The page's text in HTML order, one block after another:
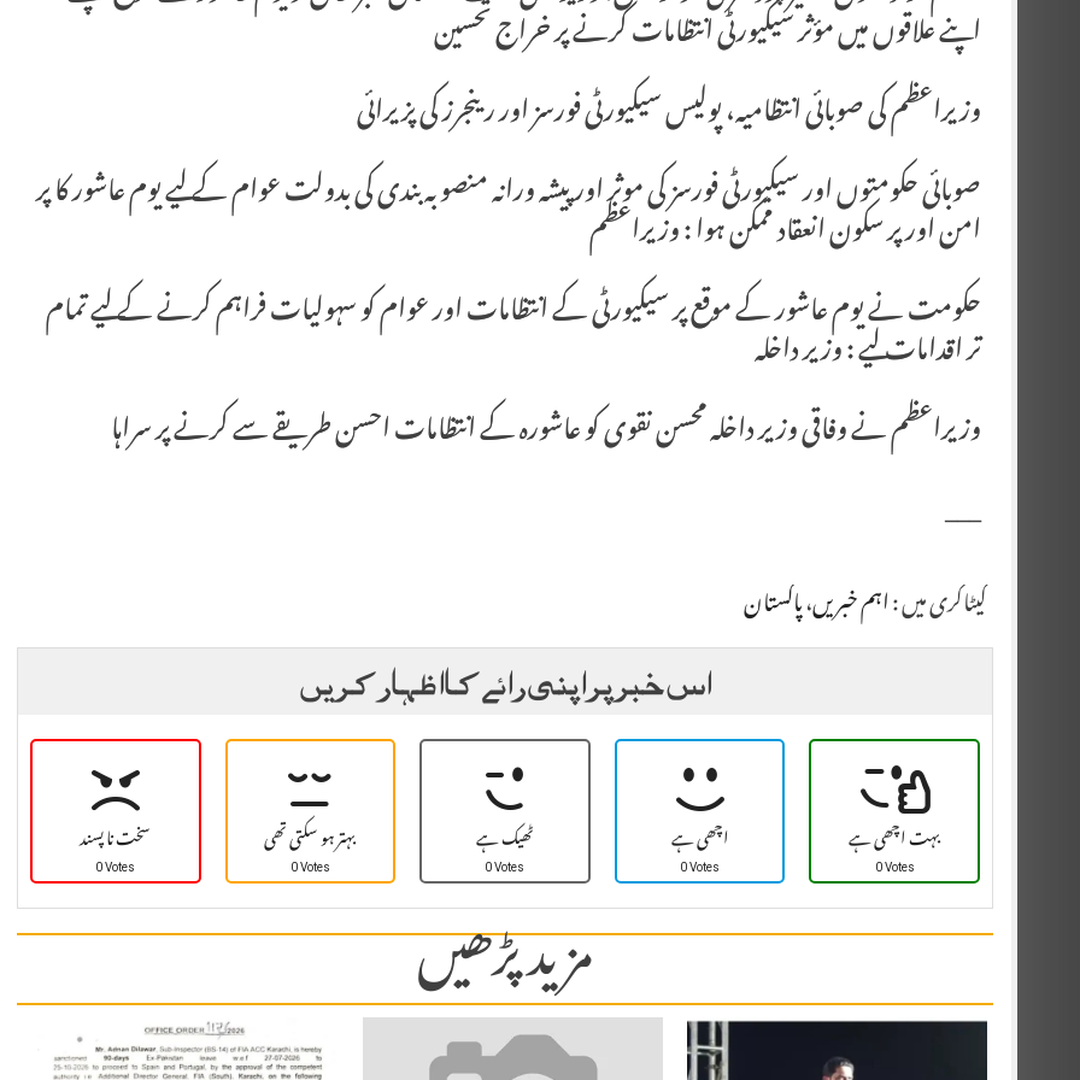
اپنے علاقوں میں مؤثر سیکیورٹی انتظامات کرنے پر خراج تحسین
وزیراعظم کی صوبائی انتظامیہ، پولیس سیکیورٹی فورسز اور رینجرز کی پزیرائی
صوبائی حکومتوں اور سیکیورٹی فورسز کی موثر اور پیشہ ورانہ منصوبہ بندی کی بدولت عوام کے لیے یوم عاشور کا پر
امن اور پر سکون انعقاد ممکن ہوا : وزیراعظم
حکومت نے یوم عاشور کے موقع پر سیکیورٹی کے انتظامات اور عوام کو سہولیات فراہم کرنے کے لیے تمام
تر اقدامات لیے : وزیر داخلہ
وزیراعظم نے وفاقی وزیر داخلہ محسن نقوی کو عاشورہ کے انتظامات احسن طریقے سے کرنے پر سراہا
___
کیٹاگری میں :اہم خبریں،پاکستان
اس خبر پر اپنی رائے کا اظہار کریں
سخت نا پسند
0 Votes بہتر ہو سکتی تھی
0 Votes ٹھیک ہے
0 Votes اچھی ہے
0 Votes بہت اچھی ہے
0 Votes
مزید پڑھیں